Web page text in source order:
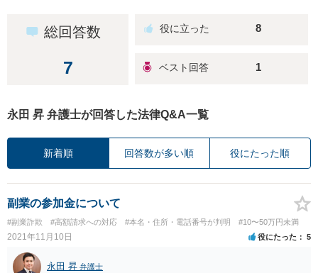
総回答数
7
8
1
永田 昇 弁護士が回答した法律Q&A一覧
新着順 回答数が多い順 役にたった順
副業の参加金について
#副業詐欺 #高額請求への対応 #本名・住所・電話番号が判明 #10〜50万円未満
2021年11月10日 役にたった 5
永田 昇 弁護士